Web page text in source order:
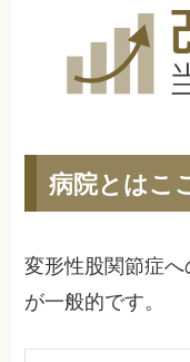
病院とはこ
変形性股関節症
が一般的です。